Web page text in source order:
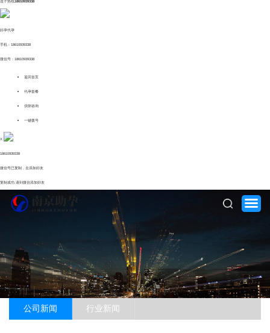
送子热线18610939338
好孕代孕
手机：18610939338
微信号：18610939338
返回首页
代孕套餐
供卵咨询
一键拨号
X
18610939338
微信号已复制，去添加好友
复制成功,请到微信添加好友
公司新闻 行业新闻